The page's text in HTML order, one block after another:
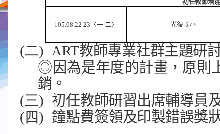
初任教師增
105.08.22-23 〈一-二〉 光復國小
(二) ART教師專業社群主題研
◎因為是年度的計畫，原則
銷。
(三) 初任教師研習出席輔導員
(四) 鐘點費簽領及印製錯誤獎